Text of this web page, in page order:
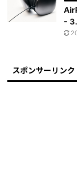
-
スポンサーリンク